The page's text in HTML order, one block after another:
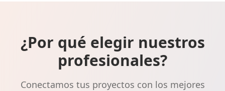
¿Por qué elegir nuestros
profesionales?
Conectamos tus proyectos con los mejores